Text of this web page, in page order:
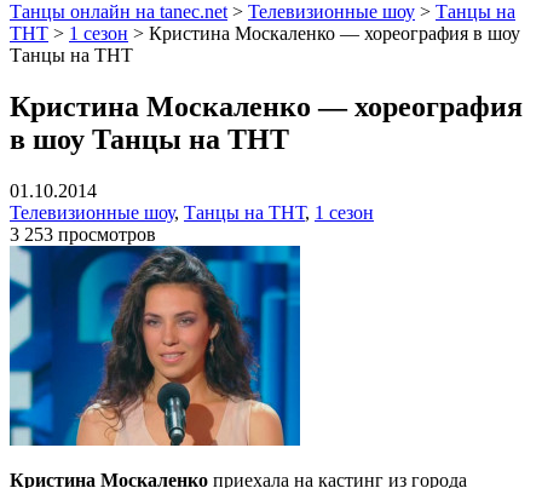
Танцы онлайн на tanec.net > Телевизионные шоу > Танцы на
ТНТ > 1 сезон > Кристина Москаленко — хореография в шоу
Танцы на ТНТ
Кристина Москаленко — хореография
в шоу Танцы на ТНТ
01.10.2014
Телевизионные шоу, Танцы на ТНТ, 1 сезон
3 253 просмотров
Кристина Москаленко приехала на кастинг из города